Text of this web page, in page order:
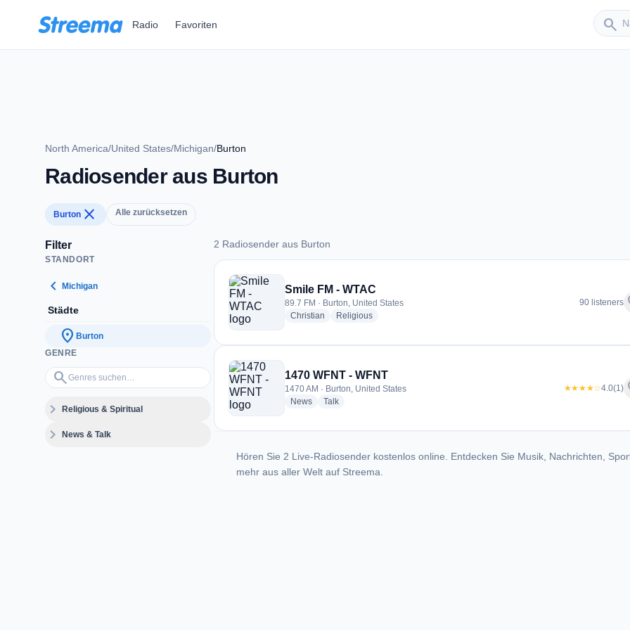
Radio Favoriten search
Sender
North America/United States/Michigan/Burton
Radiosender aus Burton
Burton close Alle zurücksetzen
Filter
STANDORT
chevron_left Michigan
Städte
location_on Burton
GENRE
search
Genres suchen…
expand_moreReligious & Spiritual
expand_moreNews & Talk
2 Radiosender aus Burton
2 Radiosender aus Burton
Smile FM - WTAC
89.7 FM · Burton, United States
Christian radio stations
Religiousradio stations
90 listeners
1470 WFNT - WFNT
1470 AM · Burton, United States
Newsradio stations
Talkradio stations
★★★★☆4.0(1)
Hören Sie 2 Live-Radiosender kostenlos online. Entdecken Sie Musik, Nachrichten,
mehr aus aller Welt auf Streema.